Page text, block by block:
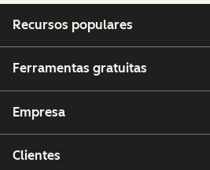
Recursos populares
Ferramentas gratuitas
Empresa
Clientes